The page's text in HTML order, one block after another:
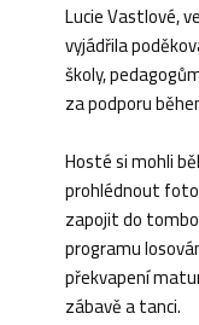
Lucie Vastlové,
vyjádřila
školy,
za podporu
Hosté si mohli
prohlédnout
zapojit do
programu
překvapení
zábavě a tanci.